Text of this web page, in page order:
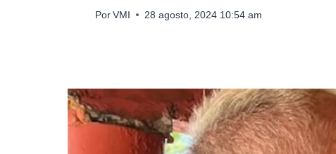
Por VMI 28 agosto, 2024 10:54 am